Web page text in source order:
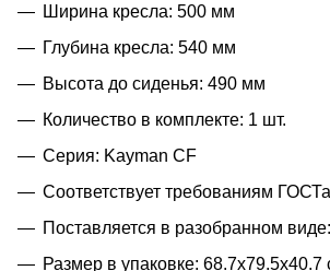
Ширина кресла: 500 мм
Глубина кресла: 540 мм
Высота до сиденья: 490 мм
Количество в комплекте: 1 шт.
Серия: Kayman CF
Соответствует требованиям
Поставляется в разобранном
Размер в упаковке: 68.7x79.5x40.7